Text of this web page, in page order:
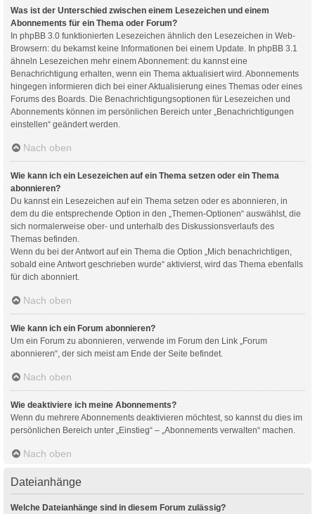
Was ist der Unterschied zwischen einem Lesezeichen und einem
Abonnements für ein Thema oder Forum?
In phpBB 3.0 funktionierten Lesezeichen ähnlich den Lesezeichen in Web-
Browsern: du bekamst keine Informationen bei einem Update. In phpBB 3.1
ähneln Lesezeichen mehr einem Abonnement: du kannst eine
Benachrichtigung erhalten, wenn ein Thema aktualisiert wird. Abonnements
hingegen informieren dich bei einer Aktualisierung eines Themas oder eines
Forums des Boards. Die Benachrichtigungsoptionen für Lesezeichen und
Abonnements können im persönlichen Bereich unter „Benachrichtigungen
einstellen“ geändert werden.
Nach oben
Wie kann ich ein Lesezeichen auf ein Thema setzen oder ein Thema
abonnieren?
Du kannst ein Lesezeichen auf ein Thema setzen oder es abonnieren, in
dem du die entsprechende Option in den „Themen-Optionen“ auswählst, die
sich normalerweise ober- und unterhalb des Diskussionsverlaufs des
Themas befinden.
Wenn du bei der Antwort auf ein Thema die Option „Mich benachrichtigen,
sobald eine Antwort geschrieben wurde“ aktivierst, wird das Thema ebenfalls
für dich abonniert.
Nach oben
Wie kann ich ein Forum abonnieren?
Um ein Forum zu abonnieren, verwende im Forum den Link „Forum
abonnieren“, der sich meist am Ende der Seite befindet.
Nach oben
Wie deaktiviere ich meine Abonnements?
Wenn du mehrere Abonnements deaktivieren möchtest, so kannst du dies im
persönlichen Bereich unter „Einstieg“ – „Abonnements verwalten“ machen.
Nach oben
Dateianhänge
Welche Dateianhänge sind in diesem Forum zulässig?